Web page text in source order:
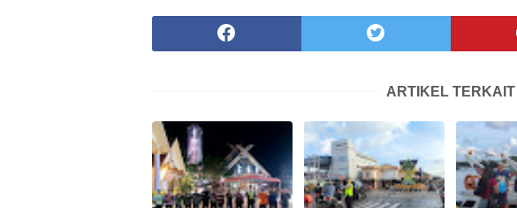
ARTIKEL TERKAIT